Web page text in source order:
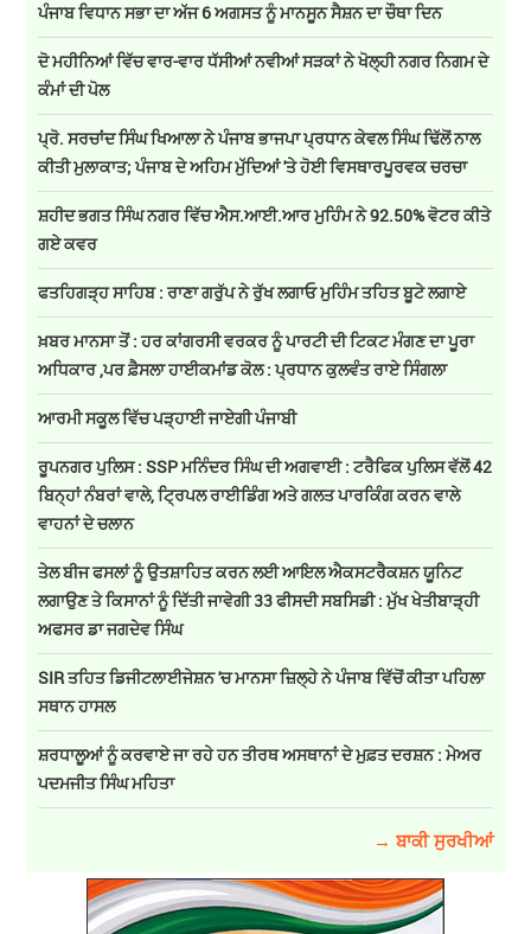
ਪੰਜਾਬ ਵਿਧਾਨ ਸਭਾ ਦਾ ਅੱਜ 6 ਅਗਸਤ ਨੂੰ ਮਾਨਸੂਨ ਸੈਸ਼ਨ ਦਾ ਚੌਥਾ ਦਿਨ
ਦੋ ਮਹੀਨਿਆਂ ਵਿੱਚ ਵਾਰ-ਵਾਰ ਧੱਸੀਆਂ ਨਵੀਆਂ ਸੜਕਾਂ ਨੇ ਖੋਲ੍ਹੀ ਨਗਰ ਨਿਗਮ ਦੇ
ਕੰਮਾਂ ਦੀ ਪੋਲ
ਪ੍ਰੋ. ਸਰਚਾਂਦ ਸਿੰਘ ਖਿਆਲਾ ਨੇ ਪੰਜਾਬ ਭਾਜਪਾ ਪ੍ਰਧਾਨ ਕੇਵਲ ਸਿੰਘ ਢਿੱਲੋਂ ਨਾਲ
ਕੀਤੀ ਮੁਲਾਕਾਤ; ਪੰਜਾਬ ਦੇ ਅਹਿਮ ਮੁੱਦਿਆਂ 'ਤੇ ਹੋਈ ਵਿਸਥਾਰਪੂਰਵਕ ਚਰਚਾ
ਸ਼ਹੀਦ ਭਗਤ ਸਿੰਘ ਨਗਰ ਵਿੱਚ ਐਸ.ਆਈ.ਆਰ ਮੁਹਿੰਮ ਨੇ 92.50% ਵੋਟਰ ਕੀਤੇ
ਗਏ ਕਵਰ
ਫਤਹਿਗੜ੍ਹ ਸਾਹਿਬ : ਰਾਣਾ ਗਰੁੱਪ ਨੇ ਰੁੱਖ ਲਗਾਓ ਮੁਹਿੰਮ ਤਹਿਤ ਬੂਟੇ ਲਗਾਏ
ਖ਼ਬਰ ਮਾਨਸਾ ਤੋਂ : ਹਰ ਕਾਂਗਰਸੀ ਵਰਕਰ ਨੂੰ ਪਾਰਟੀ ਦੀ ਟਿਕਟ ਮੰਗਣ ਦਾ ਪੂਰਾ
ਅਧਿਕਾਰ ,ਪਰ ਫ਼ੈਸਲਾ ਹਾਈਕਮਾਂਡ ਕੋਲ : ਪ੍ਰਧਾਨ ਕੁਲਵੰਤ ਰਾਏ ਸਿੰਗਲਾ
ਆਰਮੀ ਸਕੂਲ ਵਿੱਚ ਪੜ੍ਹਾਈ ਜਾਏਗੀ ਪੰਜਾਬੀ
ਰੂਪਨਗਰ ਪੁਲਿਸ : SSP ਮਨਿੰਦਰ ਸਿੰਘ ਦੀ ਅਗਵਾਈ : ਟਰੈਫਿਕ ਪੁਲਿਸ ਵੱਲੋਂ 42
ਬਿਨ੍ਹਾਂ ਨੰਬਰਾਂ ਵਾਲੇ, ਟ੍ਰਿਪਲ ਰਾਈਡਿੰਗ ਅਤੇ ਗਲਤ ਪਾਰਕਿੰਗ ਕਰਨ ਵਾਲੇ
ਵਾਹਨਾਂ ਦੇ ਚਲਾਨ
ਤੇਲ ਬੀਜ ਫਸਲਾਂ ਨੂੰ ਉਤਸ਼ਾਹਿਤ ਕਰਨ ਲਈ ਆਇਲ ਐਕਸਟਰੈਕਸ਼ਨ ਯੂਨਿਟ
ਲਗਾਉਣ ਤੇ ਕਿਸਾਨਾਂ ਨੂੰ ਦਿੱਤੀ ਜਾਵੇਗੀ 33 ਫੀਸਦੀ ਸਬਸਿਡੀ : ਮੁੱਖ ਖੇਤੀਬਾੜ੍ਹੀ
ਅਫਸਰ ਡਾ ਜਗਦੇਵ ਸਿੰਘ
SIR ਤਹਿਤ ਡਿਜੀਟਲਾਈਜੇਸ਼ਨ 'ਚ ਮਾਨਸਾ ਜ਼ਿਲ੍ਹੇ ਨੇ ਪੰਜਾਬ ਵਿੱਚੋਂ ਕੀਤਾ ਪਹਿਲਾ
ਸਥਾਨ ਹਾਸਲ
ਸ਼ਰਧਾਲੂਆਂ ਨੂੰ ਕਰਵਾਏ ਜਾ ਰਹੇ ਹਨ ਤੀਰਥ ਅਸਥਾਨਾਂ ਦੇ ਮੁਫ਼ਤ ਦਰਸ਼ਨ : ਮੇਅਰ
ਪਦਮਜੀਤ ਸਿੰਘ ਮਹਿਤਾ
→ ਬਾਕੀ ਸੁਰਖੀਆਂ